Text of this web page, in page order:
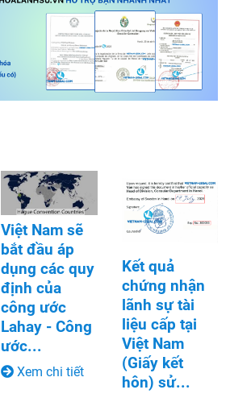
Việt Nam sẽ
bắt đầu áp
dụng các quy
định của
công ước
Lahay - Công
ước...
Xem chi tiết
Kết quả
chứng nhận
lãnh sự tài
liệu cấp tại
Việt Nam
(Giấy kết
hôn) sử...